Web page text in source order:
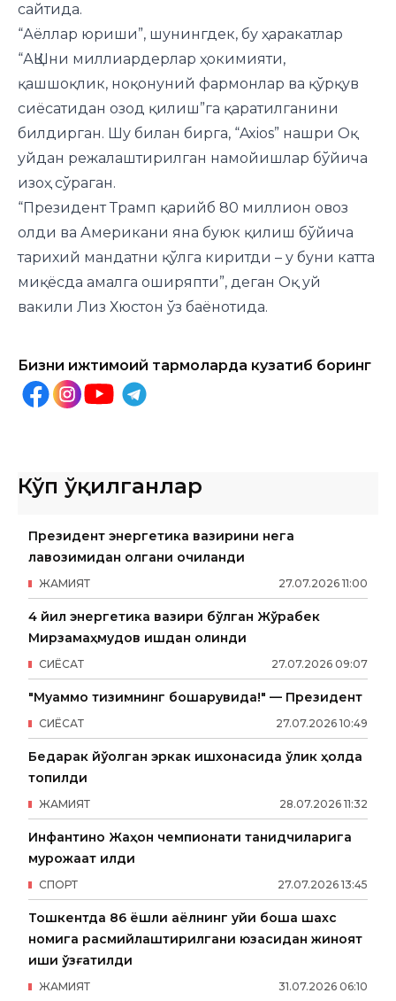
сайтида.
“Аёллар юриши”, шунингдек, бу ҳаракатлар
“АҚШни миллиардерлар ҳокимияти,
қашшоқлик, ноқонуний фармонлар ва қўрқув
сиёсатидан озод қилиш”га қаратилганини
билдирган. Шу билан бирга, “Axios” нашри Оқ
уйдан режалаштирилган намойишлар бўйича
изоҳ сўраган.
“Президент Трамп қарийб 80 миллион овоз
олди ва Американи яна буюк қилиш бўйича
тарихий мандатни қўлга киритди – у буни катта
миқёсда амалга оширяпти”, деган Оқ уй
вакили Лиз Хюстон ўз баёнотида.
Бизни ижтимоий тармоқларда кузатиб боринг
Кўп ўқилганлар
Президент энергетика вазирини нега
лавозимидан олгани очиқланди
27.07.2026 11:00
ЖАМИЯТ
4 йил энергетика вазири бўлган Жўрабек
Мирзамаҳмудов ишдан олинди
27.07.2026 09:07
СИËСАТ
"Муаммо тизимнинг бошқарувида!" — Президент
27.07.2026 10:49
СИËСАТ
Бедарак йўқолган эркак ишхонасида ўлик ҳолда
топилди
28.07.2026 11:32
ЖАМИЯТ
Инфантино Жаҳон чемпионати танқидчиларига
мурожаат қилди
27.07.2026 13:45
СПОРТ
Тошкентда 86 ёшли аёлнинг уйи бошқа шахс
номига расмийлаштирилгани юзасидан жиноят
иши қўзғатилди
31.07.2026 06:10
ЖАМИЯТ